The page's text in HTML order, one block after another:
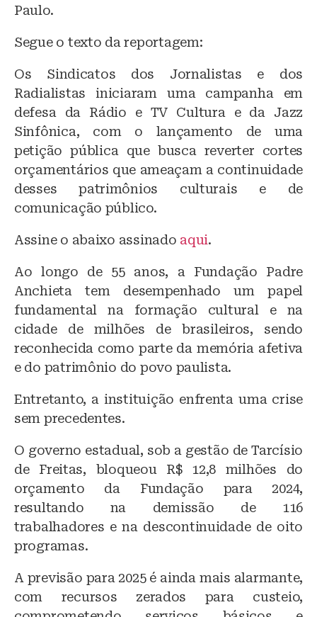
Paulo.
Segue o texto da reportagem:
Os Sindicatos dos Jornalistas e dos
Radialistas iniciaram uma campanha em
defesa da Rádio e TV Cultura e da Jazz
Sinfônica, com o lançamento de uma
petição pública que busca reverter cortes
orçamentários que ameaçam a continuidade
desses patrimônios culturais e de
comunicação público.
Assine o abaixo assinado aqui.
Ao longo de 55 anos, a Fundação Padre
Anchieta tem desempenhado um papel
fundamental na formação cultural e na
cidade de milhões de brasileiros, sendo
reconhecida como parte da memória afetiva
e do patrimônio do povo paulista.
Entretanto, a instituição enfrenta uma crise
sem precedentes.
O governo estadual, sob a gestão de Tarcísio
de Freitas, bloqueou R$ 12,8 milhões do
orçamento da Fundação para 2024,
resultando na demissão de 116
trabalhadores e na descontinuidade de oito
programas.
A previsão para 2025 é ainda mais alarmante,
com recursos zerados para custeio,